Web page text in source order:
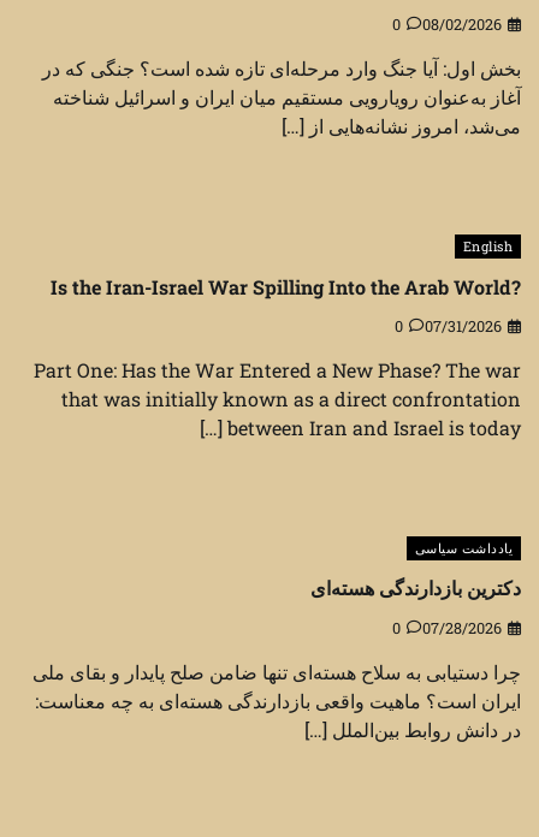
08/02/2026
0
بخش اول: آیا جنگ وارد مرحله‌ای تازه شده است؟ جنگی که در
آغاز به‌عنوان رویارویی مستقیم میان ایران و اسرائیل شناخته
می‌شد، امروز نشانه‌هایی از […]
English
Is the Iran-Israel War Spilling Into the Arab World?
07/31/2026
0
Part One: Has the War Entered a New Phase? The war
that was initially known as a direct confrontation
between Iran and Israel is today […]
یادداشت سیاسی
دکترین بازدارندگی هسته‌ای
07/28/2026
0
چرا دستیابی به سلاح هسته‌ای تنها ضامن صلح پایدار و بقای ملی
ایران است؟ ماهیت واقعی بازدارندگی هسته‌ای به چه معناست:
در دانش روابط بین‌الملل […]